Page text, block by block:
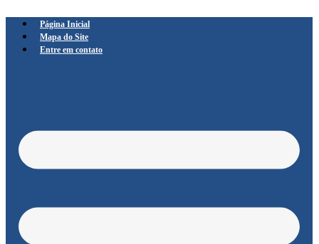
Página Inicial
Mapa do Site
Entre em contato